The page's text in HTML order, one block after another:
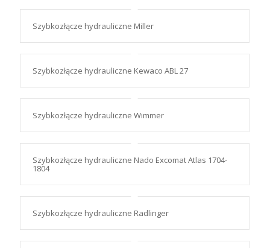
Szybkozłącze hydrauliczne Miller
Szybkozłącze hydrauliczne Kewaco ABL 27
Szybkozłącze hydrauliczne Wimmer
Szybkozłącze hydrauliczne Nado Excomat Atlas 1704-
1804
Szybkozłącze hydrauliczne Radlinger